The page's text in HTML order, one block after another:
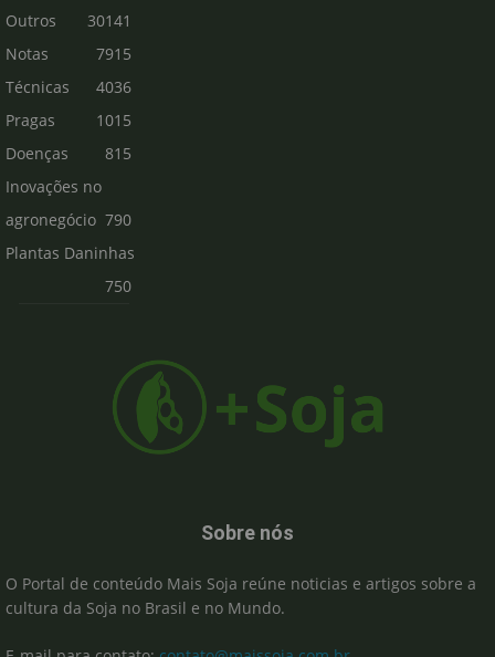
30141
Outros
7915
Notas
Técnicas
4036
Pragas
1015
Doenças
815
Inovações no
agronegócio 790
Plantas Daninhas
750
Sobre nós
O Portal de conteúdo Mais Soja reúne noticias e artigos sobre a
cultura da Soja no Brasil e no Mundo.